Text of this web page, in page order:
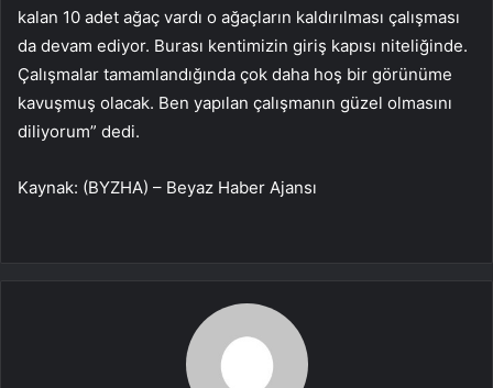
kalan 10 adet ağaç vardı o ağaçların kaldırılması çalışması
da devam ediyor. Burası kentimizin giriş kapısı niteliğinde.
Çalışmalar tamamlandığında çok daha hoş bir görünüme
kavuşmuş olacak. Ben yapılan çalışmanın güzel olmasını
diliyorum” dedi.
Kaynak: (BYZHA) – Beyaz Haber Ajansı